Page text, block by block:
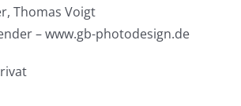
Thomas Voigt
– www.gb-photodesign.de